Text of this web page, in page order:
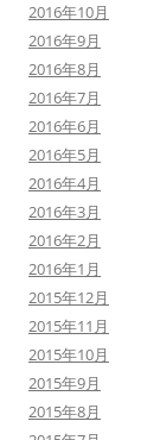
2016年10月
2016年9月
2016年8月
2016年7月
2016年6月
2016年5月
2016年4月
2016年3月
2016年2月
2016年1月
2015年12月
2015年11月
2015年10月
2015年9月
2015年8月